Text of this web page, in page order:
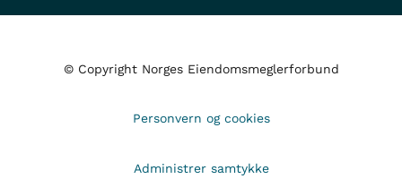
© Copyright Norges Eiendomsmeglerforbund
Personvern og cookies
Administrer samtykke